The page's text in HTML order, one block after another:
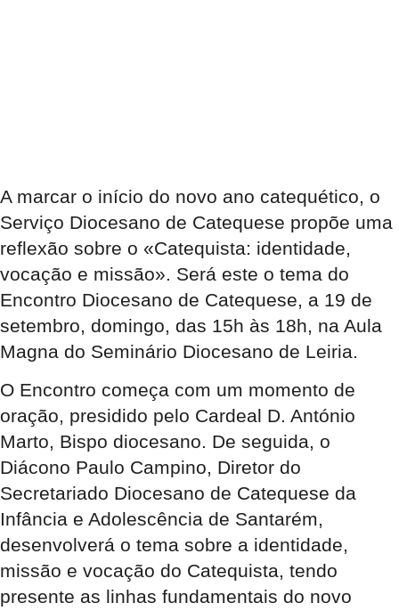
A marcar o início do novo ano catequético, o
Serviço Diocesano de Catequese propõe uma
reflexão sobre o «Catequista: identidade,
vocação e missão». Será este o tema do
Encontro Diocesano de Catequese, a 19 de
setembro, domingo, das 15h às 18h, na Aula
Magna do Seminário Diocesano de Leiria.
O Encontro começa com um momento de
oração, presidido pelo Cardeal D. António
Marto, Bispo diocesano. De seguida, o
Diácono Paulo Campino, Diretor do
Secretariado Diocesano de Catequese da
Infância e Adolescência de Santarém,
desenvolverá o tema sobre a identidade,
missão e vocação do Catequista, tendo
presente as linhas fundamentais do novo